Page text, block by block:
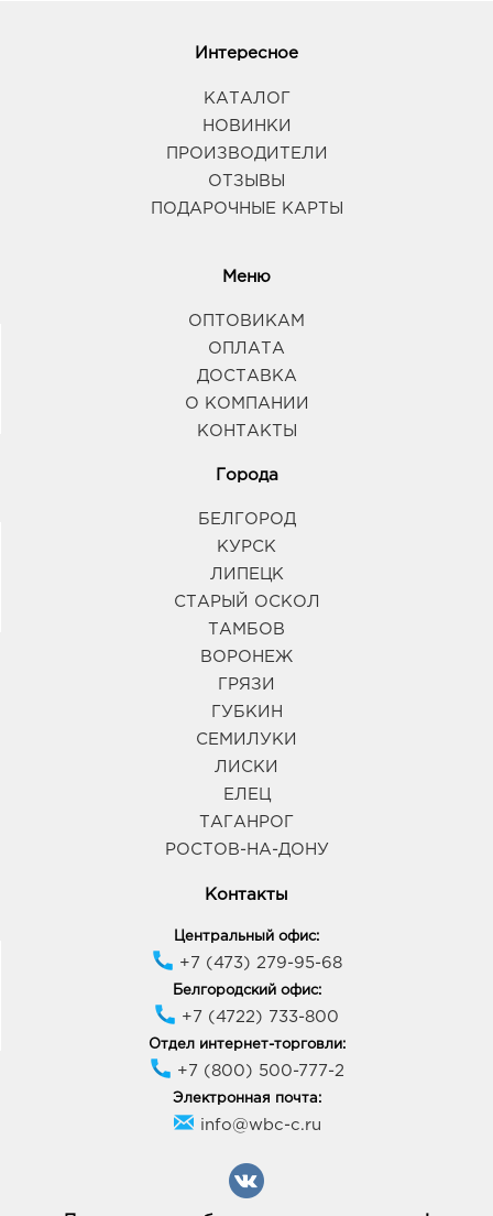
Интересное
КАТАЛОГ
НОВИНКИ
ПРОИЗВОДИТЕЛИ
ОТЗЫВЫ
ПОДАРОЧНЫЕ КАРТЫ
Меню
ОПТОВИКАМ
ОПЛАТА
ДОСТАВКА
О КОМПАНИИ
КОНТАКТЫ
Города
БЕЛГОРОД
КУРСК
ЛИПЕЦК
СТАРЫЙ ОСКОЛ
ТАМБОВ
ВОРОНЕЖ
ГРЯЗИ
ГУБКИН
СЕМИЛУКИ
ЛИСКИ
ЕЛЕЦ
ТАГАНРОГ
РОСТОВ-НА-ДОНУ
Контакты
Центральный офис:
+7 (473) 279-95-68
Белгородский офис:
+7 (4722) 733-800
Отдел интернет-торговли:
+7 (800) 500-777-2
Электронная почта:
info@wbc-c.ru